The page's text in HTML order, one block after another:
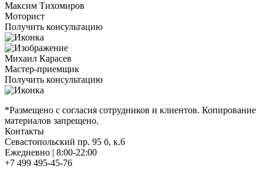
Максим Тихомиров
Моторист
Получить консультацию
Михаил Карасев
Мастер-приемщик
Получить консультацию
*Размещено с согласия сотрудников и клиентов. Копирование
материалов запрещено.
Контакты
Севастопольский пр. 95 б, к.6
Ежедневно | 8:00-22:00
+7 499 495-45-76